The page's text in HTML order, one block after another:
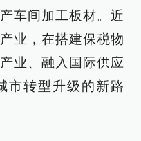
车间加工板材。近
业，在搭建保税物
业、融入国际供应
市转型升级的新路